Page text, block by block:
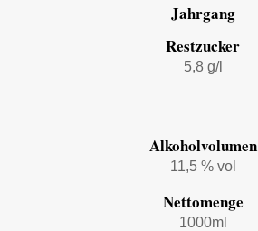
Jahrgang
Restzucker
5,8 g/l
Alkoholvolumen
11,5 % vol
Nettomenge
1000ml